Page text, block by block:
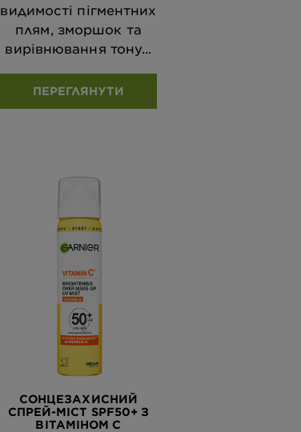
видимості пігментних
плям, зморшок та
вирівнювання тону...
ПЕРЕГЛЯНУТИ
СОНЦЕЗАХИСНИЙ
СПРЕЙ-МІСТ SPF50+ З
ВІТАМІНОМ С